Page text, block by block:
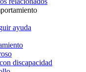
ayuda
discapacidad